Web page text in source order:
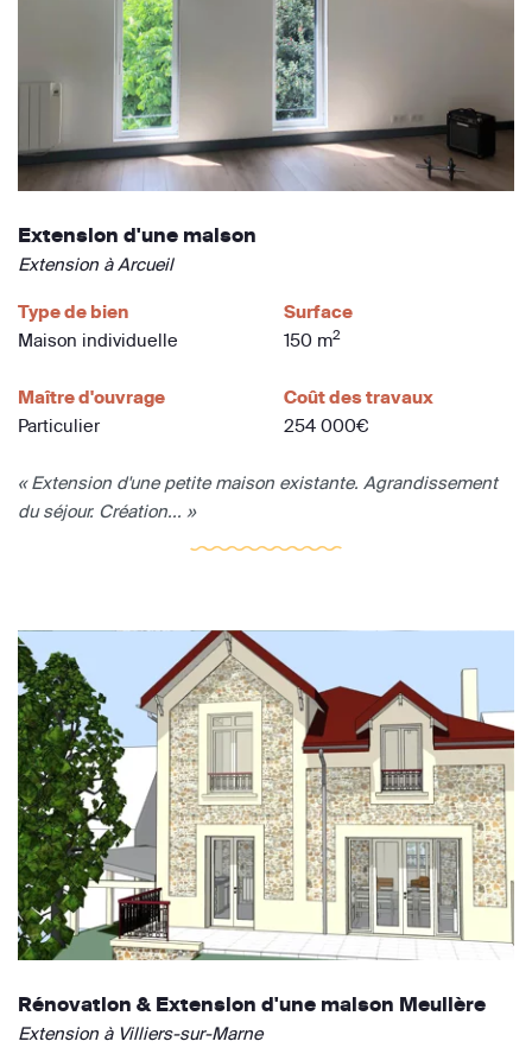
Extension d'une maison
Extension à Arcueil
Type de bien
Maison individuelle
Surface
150 m2
Maître d'ouvrage
Particulier
Coût des travaux
254 000€
« Extension d'une petite maison existante. Agrandissement
du séjour. Création... »
Rénovation & Extension d'une maison Meulière
Extension à Villiers-sur-Marne